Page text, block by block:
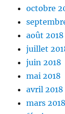
octobre
août 2018
juillet
juin 2018
mai 2018
avril 2018
mars 2018